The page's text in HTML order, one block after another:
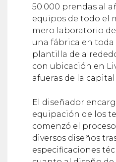
50.000 prendas al
equipos de todo el
mero laboratorio
una fábrica en
plantilla de
con ubicación en
afueras de la capital
El diseñador
equipación de los
comenzó el
diversos diseños
especificaciones